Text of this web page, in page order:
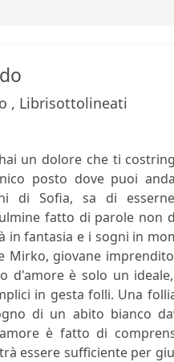
, Librisottolineati
un dolore che ti
posto dove puoi
di Sofia, sa di
fatto di parole non
in fantasia e i sogni in
Mirko, giovane
d'amore è solo un
in gesta folli. Una
di un abito bianco
è fatto di
essere sufficiente per